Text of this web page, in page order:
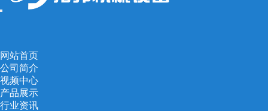
网站首页
公司简介
视频中心
产品展示
行业资讯
目前市场上主要有含热熔胶机纸盒成型机，和无热熔胶机纸
盒成型机两种。纸盒成型机的适用范围：该设备适用于制作鞋
盒、衬衫盒、手饰盒、礼品盒等高Dang纸盒产品。生产全过程